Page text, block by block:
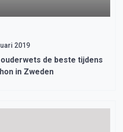
2019
de beste tijdens
in Zweden